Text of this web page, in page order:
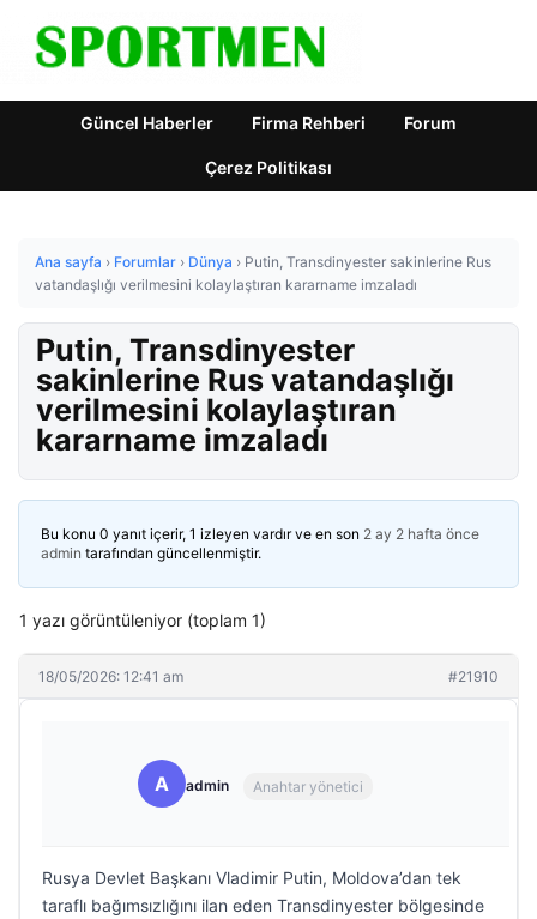
Güncel Haberler Firma Rehberi Forum
Çerez Politikası
Ana sayfa › Forumlar › Dünya › Putin, Transdinyester sakinlerine Rus
vatandaşlığı verilmesini kolaylaştıran kararname imzaladı
Putin, Transdinyester
sakinlerine Rus vatandaşlığı
verilmesini kolaylaştıran
kararname imzaladı
Bu konu 0 yanıt içerir, 1 izleyen vardır ve en son 2 ay 2 hafta önce
admin tarafından güncellenmiştir.
1 yazı görüntüleniyor (toplam 1)
18/05/2026: 12:41 am #21910
A admin Anahtar yönetici
Rusya Devlet Başkanı Vladimir Putin, Moldova’dan tek
taraflı bağımsızlığını ilan eden Transdinyester bölgesinde